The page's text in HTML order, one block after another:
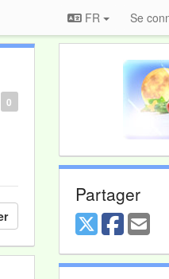
FR Se
0
Partager